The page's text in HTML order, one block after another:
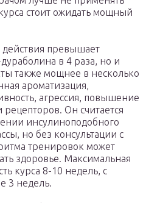
стоит ожидать мощный
превышает
в 4 раза, но и
также мощнее в несколько
ароматизация,
агрессия, повышение
рецепторов. Он считается
инсулиноподобного
но без консультации с
тренировок может
здоровье. Максимальная
курса 8-10 недель, с
3 недель.